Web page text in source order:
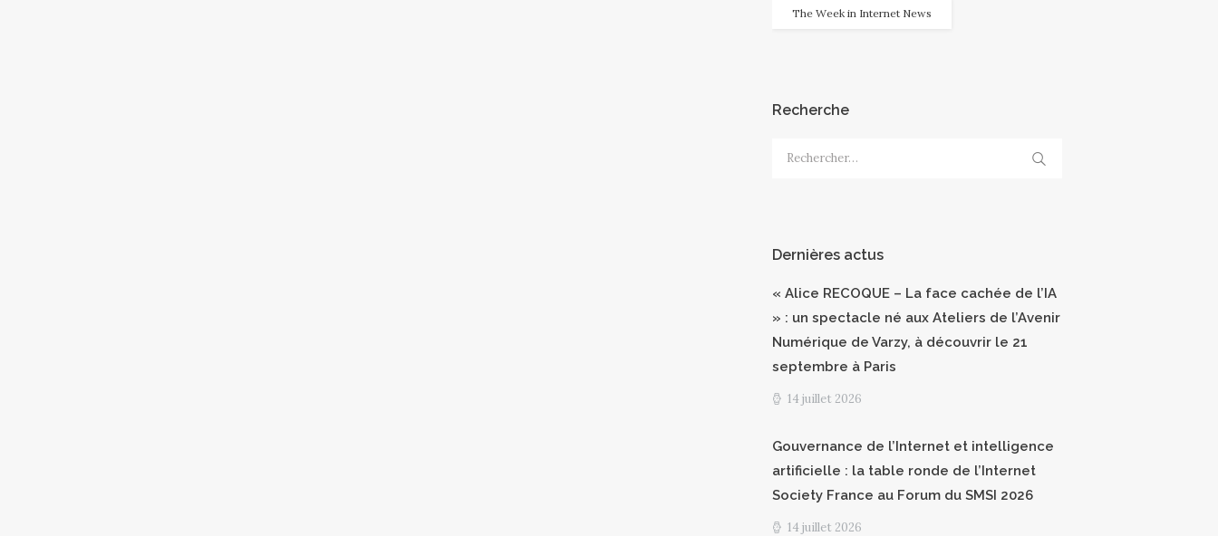
The Week in Internet News
Recherche
Rechercher :
Dernières actus
« Alice RECOQUE – La face cachée de l’IA
» : un spectacle né aux Ateliers de l’Avenir
Numérique de Varzy, à découvrir le 21
septembre à Paris
14 juillet 2026
Gouvernance de l’Internet et intelligence
artificielle : la table ronde de l’Internet
Society France au Forum du SMSI 2026
14 juillet 2026